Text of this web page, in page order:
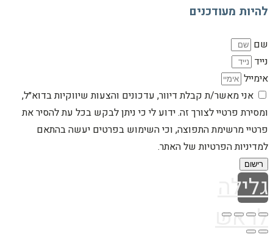
להיות מעודכנים
שם
נייד
אימייל
אני מאשר/ת קבלת דיוור, עדכונים והצעות שיווקיות בדוא״ל,
ומסירת פרטיי לצורך זה. ידוע לי כי ניתן לבקש בכל עת להסיר את
פרטיי מרשימת התפוצה, וכי השימוש בפרטים יעשה בהתאם
למדיניות הפרטיות של האתר.
רישום
גלילה
לראש